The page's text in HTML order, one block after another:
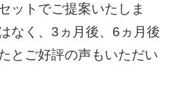
ットでご提案いたしま
なく、3ヵ月後、6ヵ月後
とご好評の声もいただい